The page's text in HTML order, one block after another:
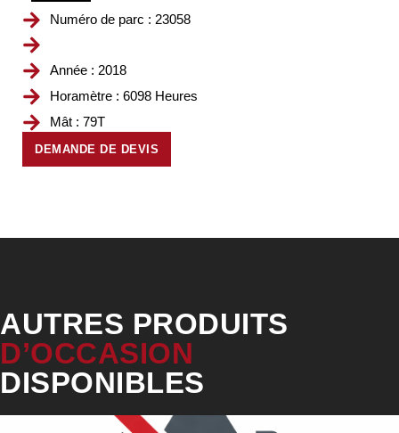
Numéro de parc : 23058
Année : 2018
Horamètre : 6098 Heures
Mât : 79T
DEMANDE DE DEVIS
AUTRES PRODUITS
D’OCCASION
DISPONIBLES